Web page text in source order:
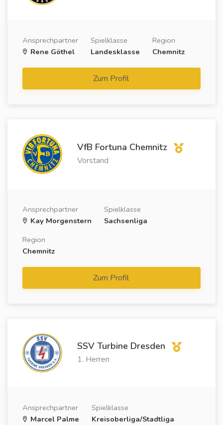
Ansprechpartner
Rene Göthel
Spielklasse
Landesklasse
Region
Chemnitz
Zum Profil
VfB Fortuna Chemnitz
Vorstand
Ansprechpartner
Kay Morgenstern
Spielklasse
Sachsenliga
Region
Chemnitz
Zum Profil
SSV Turbine Dresden
1. Herren
Ansprechpartner
Marcel Palme
Spielklasse
Kreisoberliga/Stadtliga